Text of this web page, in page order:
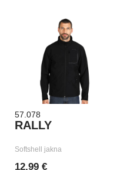
57.078
RALLY
Softshell jakna
12,99 €